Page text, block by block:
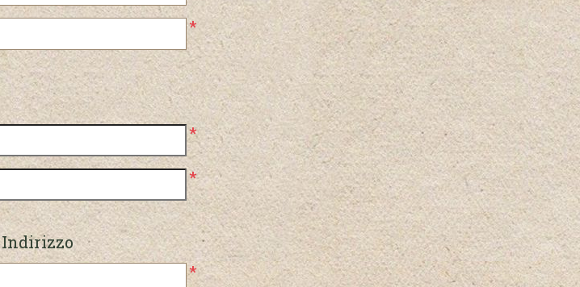
*
*
*
Indirizzo
*